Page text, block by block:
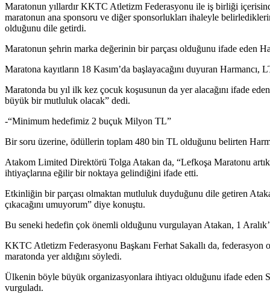
Maratonun yıllardır KKTC Atletizm Federasyonu ile iş birliği
maratonun ana sponsoru ve diğer sponsorlukları ihaleyle
olduğunu dile getirdi.
Maratonun şehrin marka değerinin bir parçası olduğunu ifade eden
Maratona kayıtların 18 Kasım’da başlayacağını duyuran
Maratonda bu yıl ilk kez çocuk koşusunun da yer alacağını ifade
büyük bir mutluluk olacak” dedi.
-“Minimum hedefimiz 2 buçuk Milyon TL”
Bir soru üzerine, ödüllerin toplam 480 bin TL olduğunu belirten
Atakom Limited Direktörü Tolga Atakan da, “Lefkoşa Maratonu
ihtiyaçlarına eğilir bir noktaya gelindiğini ifade etti.
Etkinliğin bir parçası olmaktan mutluluk duyduğunu dile getiren
çıkacağını umuyorum” diye konuştu.
Bu seneki hedefin çok önemli olduğunu vurgulayan Atakan, 1
KKTC Atletizm Federasyonu Başkanı Ferhat Sakallı da,
maratonda yer aldığını söyledi.
Ülkenin böyle büyük organizasyonlara ihtiyacı olduğunu ifade eden
vurguladı.